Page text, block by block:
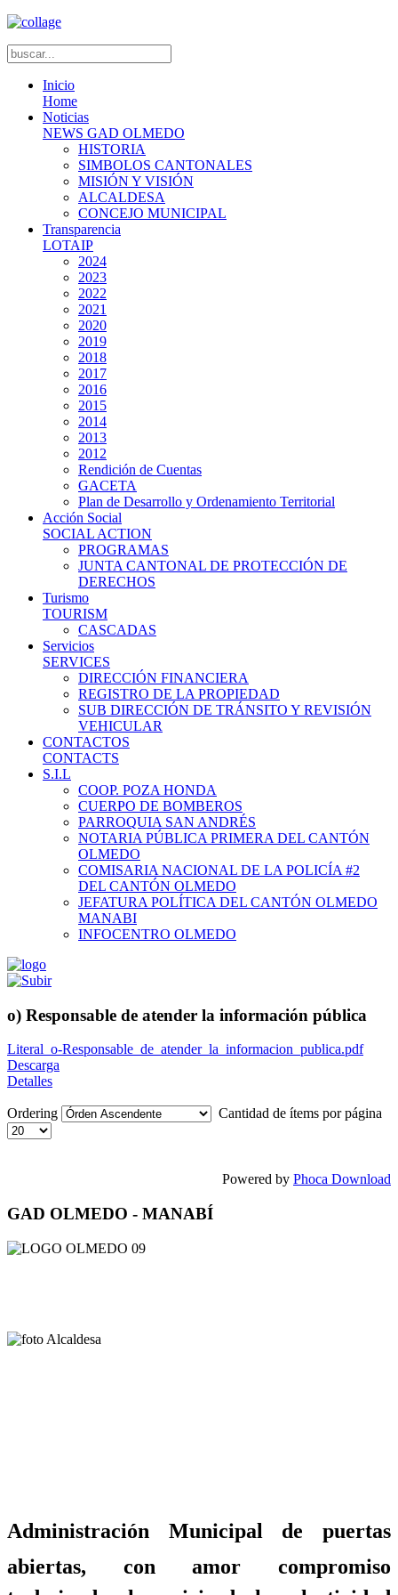
Inicio
Home
Noticias
NEWS GAD OLMEDO
HISTORIA
SIMBOLOS CANTONALES
MISIÓN Y VISIÓN
ALCALDESA
CONCEJO MUNICIPAL
Transparencia
LOTAIP
2024
2023
2022
2021
2020
2019
2018
2017
2016
2015
2014
2013
2012
Rendición de Cuentas
GACETA
Plan de Desarrollo y Ordenamiento Territorial
Acción Social
SOCIAL ACTION
PROGRAMAS
JUNTA CANTONAL DE PROTECCIÓN DE
DERECHOS
Turismo
TOURISM
CASCADAS
Servicios
SERVICES
DIRECCIÓN FINANCIERA
REGISTRO DE LA PROPIEDAD
SUB DIRECCIÓN DE TRÁNSITO Y REVISIÓN
VEHICULAR
CONTACTOS
CONTACTS
S.I.L
COOP. POZA HONDA
CUERPO DE BOMBEROS
PARROQUIA SAN ANDRÉS
NOTARIA PÚBLICA PRIMERA DEL CANTÓN
OLMEDO
COMISARIA NACIONAL DE LA POLICÍA #2
DEL CANTÓN OLMEDO
JEFATURA POLÍTICA DEL CANTÓN OLMEDO
MANABI
INFOCENTRO OLMEDO
o) Responsable de atender la información pública
Literal_o-Responsable_de_atender_la_informacion_publica.pdf
Descarga
Detalles
Ordering Cantidad de ítems por página
Powered by Phoca Download
GAD OLMEDO - MANABÍ
Administración Municipal de puertas
abiertas, con amor compromiso